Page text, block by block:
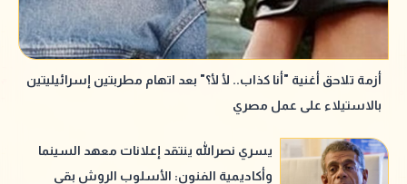
أزمة تلاحق أغنية "أنا كذاب.. لأ لأ؟" بعد اتهام مطربتين إسرائيليتين
بالاستيلاء على عمل مصري
يسري نصرالله ينتقد إعلانات معهد السينما
وأكاديمية الفنون: الأسلوب الروش بقى